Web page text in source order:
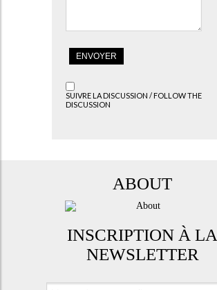
SUIVRE LA DISCUSSION / FOLLOW THE
DISCUSSION
ABOUT
INSCRIPTION À LA
NEWSLETTER